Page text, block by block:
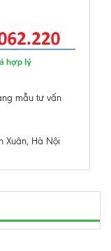
mẫu tư vấn
Xuân, Hà Nội